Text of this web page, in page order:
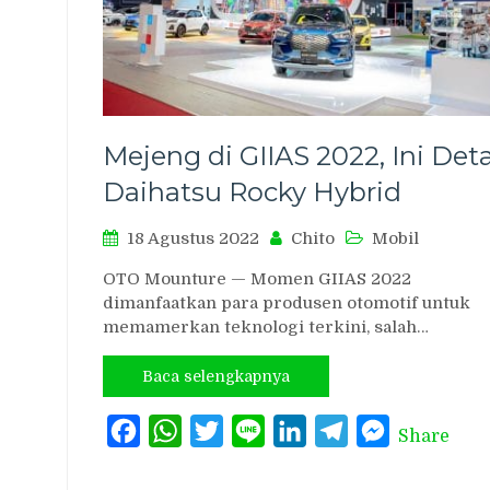
Mejeng di GIIAS 2022, Ini
Daihatsu Rocky Hybrid
18 Agustus 2022 Chito Mobil
OTO Mounture — Momen GIIAS 2022
dimanfaatkan para produsen otomotif untuk
memamerkan teknologi terkini, salah…
Baca selengkapnya
FacebookWhatsAppTwitterLine LinkedInTelegramMessenger
Share